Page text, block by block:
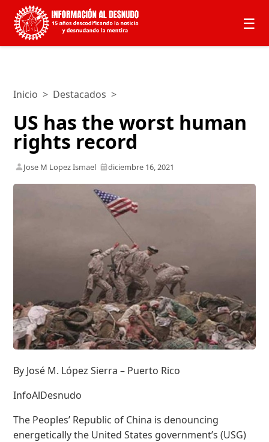
☰
Inicio > Destacados >
US has the worst human
rights record
Jose M Lopez Ismael diciembre 16, 2021
By José M. López Sierra – Puerto Rico
InfoAlDesnudo
The Peoples’ Republic of China is denouncing
energetically the United States government’s (USG)